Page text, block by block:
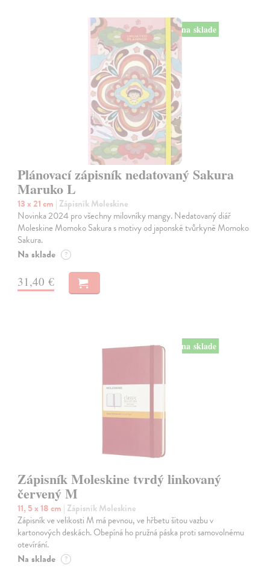
na sklade
Plánovací zápisník nedatovaný Sakura
Maruko L
13 x 21 cm | Zápisník Moleskine
Novinka 2024 pro všechny milovníky mangy. Nedatovaný diář
Moleskine Momoko Sakura s motivy od japonské tvůrkyně Momoko
Sakura.
Na sklade ?
31,40 €
na sklade
Zápisník Moleskine tvrdý linkovaný
červený M
11, 5 x 18 cm | Zápisník Moleskine
Zápisník ve velikosti M má pevnou, ve hřbetu šitou vazbu v
kartonových deskách. Obepíná ho pružná páska proti samovolnému
otevírání.
Na sklade ?